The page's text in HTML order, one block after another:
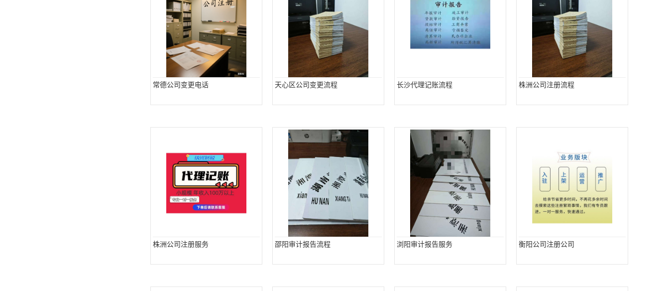
常德公司变更电话 天心区公司变更流程 长沙代理记账流程 株洲公司注册流程
株洲公司注册服务 邵阳审计报告流程 浏阳审计报告服务 衡阳公司注册公司